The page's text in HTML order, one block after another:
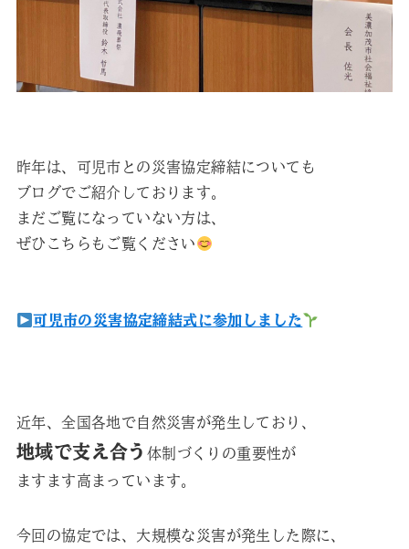
昨年は、可児市との災害協定締結についても
ブログでご紹介しております。
まだご覧になっていない方は、
ぜひこちらもご覧ください
可児市の災害協定締結式に参加しました
近年、全国各地で自然災害が発生しており、
地域で支え合う 体制づくりの重要性が
ますます高まっています。
今回の協定では、大規模な災害が発生した際に、